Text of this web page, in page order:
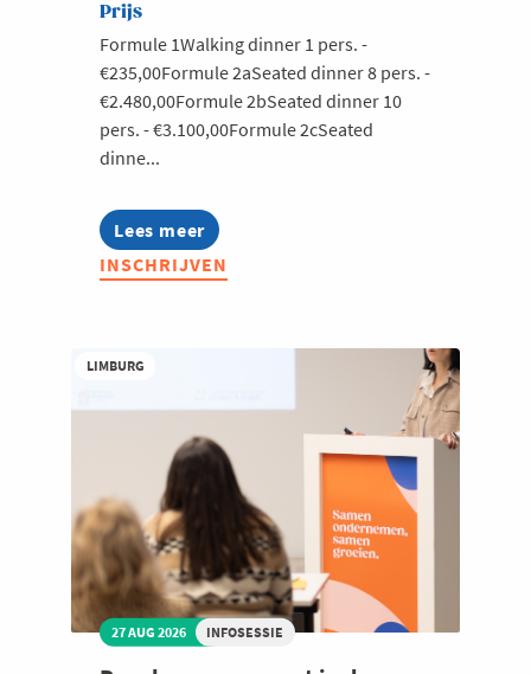
Prijs
Formule 1Walking dinner 1 pers. -
€235,00Formule 2aSeated dinner 8 pers. -
€2.480,00Formule 2bSeated dinner 10
pers. - €3.100,00Formule 2cSeated
dinne...
Lees meer
about
Zomerkasteelfeest
2026
INSCHRIJVEN
LIMBURG
27 AUG 2026 INFOSESSIE